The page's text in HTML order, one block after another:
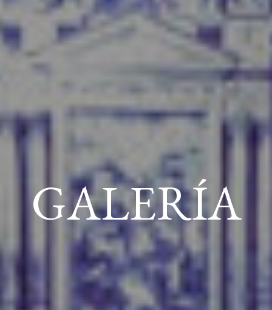
GALERÍA